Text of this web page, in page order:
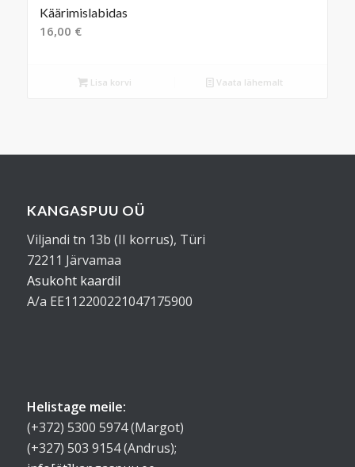
Käärimislabidas
16,00 €
Lisa korvi Vaata lähemalt
KANGASPUU OÜ
Viljandi tn 13b (II korrus), Türi
72211 Järvamaa
Asukoht kaardil
A/a EE112200221047175900
Helistage meile:
(+372) 5300 5974 (Margot)
(+327) 503 9154 (Andrus);